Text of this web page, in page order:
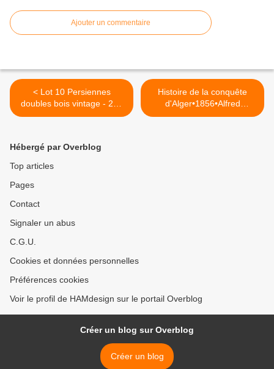
Ajouter un commentaire
< Lot 10 Persiennes
doubles bois vintage - 290
euros
Histoire de la conquête
d'Alger•1856•Alfred
Nettement - 150 euros >
Hébergé par Overblog
Top articles
Pages
Contact
Signaler un abus
C.G.U.
Cookies et données personnelles
Préférences cookies
Voir le profil de HAMdesign sur le portail Overblog
Créer un blog sur Overblog
Créer un blog